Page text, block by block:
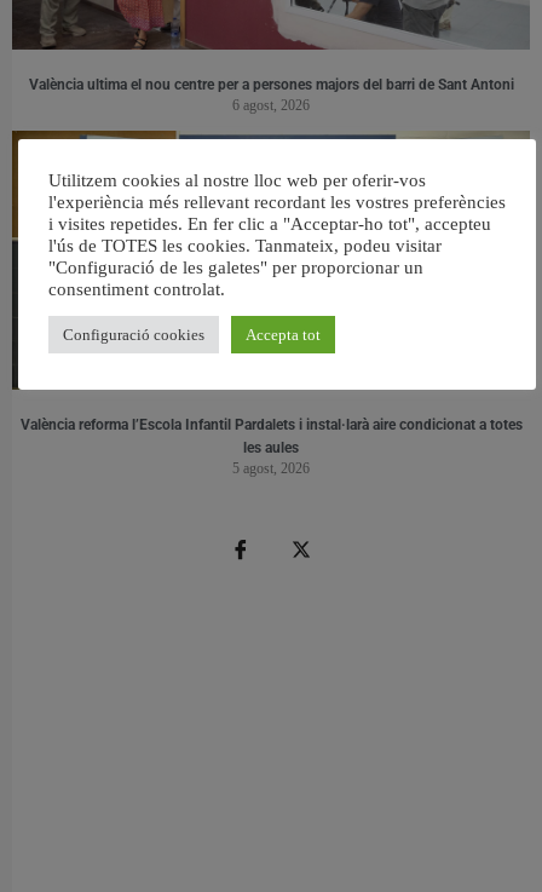
València ultima el nou centre per a persones majors del barri de Sant Antoni
6 agost, 2026
València reforma l’Escola Infantil Pardalets i instal·larà aire condicionat a totes
les aules
5 agost, 2026
Utilitzem cookies al nostre lloc web per oferir-vos
l'experiència més rellevant recordant les vostres preferències
i visites repetides. En fer clic a "Acceptar-ho tot", accepteu
l'ús de TOTES les cookies. Tanmateix, podeu visitar
"Configuració de les galetes" per proporcionar un
consentiment controlat.
Configuració cookies Accepta tot